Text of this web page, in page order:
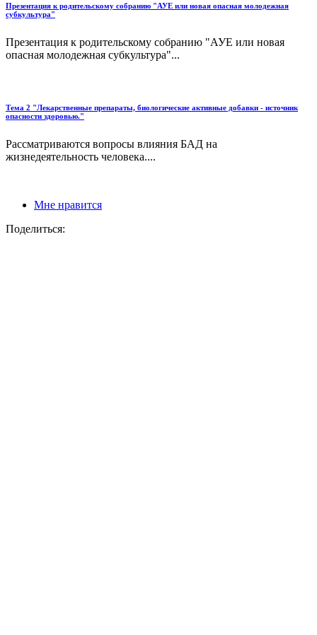
Презентация к родительскому собранию "АУЕ или новая опасная молодежная
субкультура"
Презентация к родительскому собранию "АУЕ или новая
опасная молодежная субкультура"...
Тема 2 "Лекарственные препараты, биологические активные добавки - источник
опасности здоровью."
Рассматриваются вопросы влияния БАД на
жизнедеятельность человека....
Мне нравится
Поделиться: